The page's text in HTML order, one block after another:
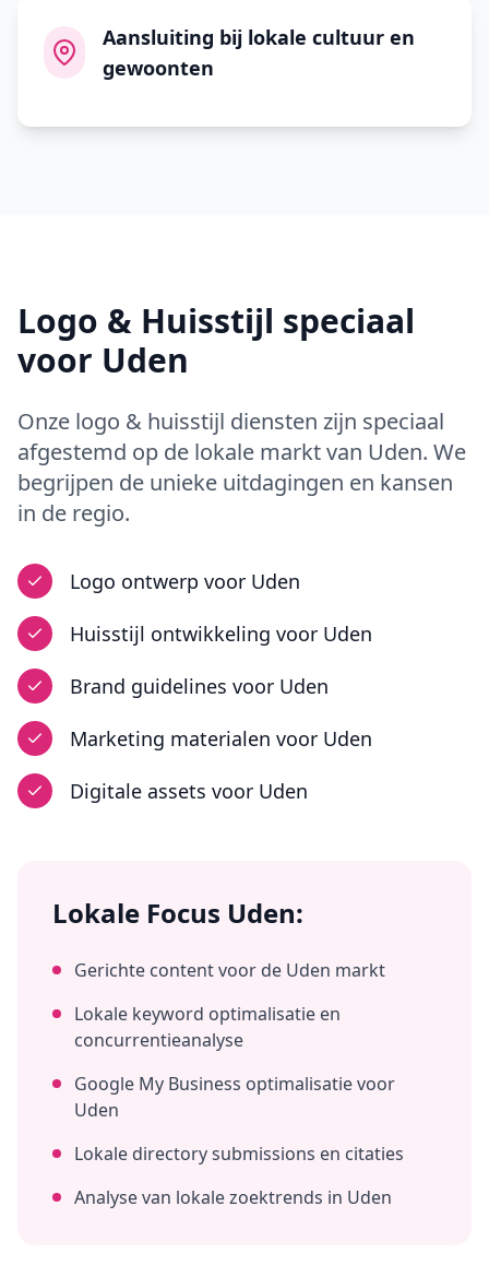
Aansluiting bij lokale cultuur en
gewoonten
Logo & Huisstijl speciaal
voor Uden
Onze logo & huisstijl diensten zijn speciaal
afgestemd op de lokale markt van Uden. We
begrijpen de unieke uitdagingen en kansen
in de regio.
Logo ontwerp voor Uden
Huisstijl ontwikkeling voor Uden
Brand guidelines voor Uden
Marketing materialen voor Uden
Digitale assets voor Uden
Lokale Focus Uden:
Gerichte content voor de Uden markt
Lokale keyword optimalisatie en
concurrentieanalyse
Google My Business optimalisatie voor
Uden
Lokale directory submissions en citaties
Analyse van lokale zoektrends in Uden